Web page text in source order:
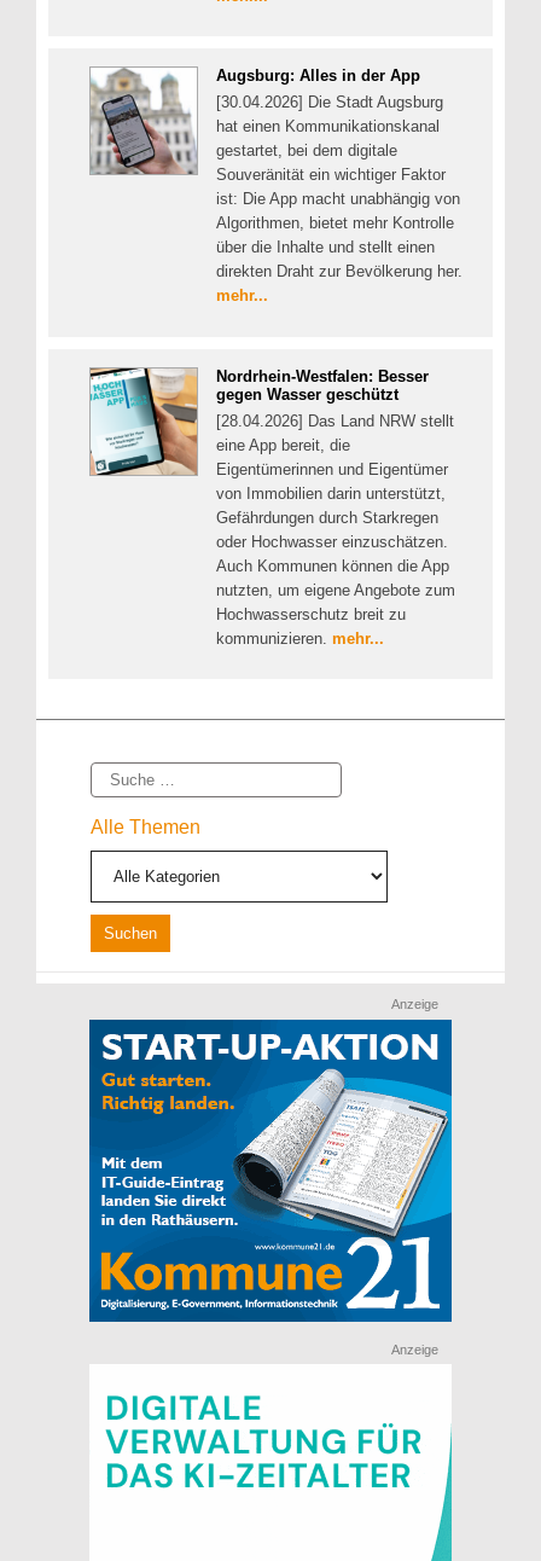
Augsburg: Alles in der App
[30.04.2026] Die Stadt Augsburg
hat einen Kommunikationskanal
gestartet, bei dem digitale
Souveränität ein wichtiger Faktor
ist: Die App macht unabhängig von
Algorithmen, bietet mehr Kontrolle
über die Inhalte und stellt einen
direkten Draht zur Bevölkerung her.
mehr...
Nordrhein-Westfalen: Besser
gegen Wasser geschützt
[28.04.2026] Das Land NRW stellt
eine App bereit, die
Eigentümerinnen und Eigentümer
von Immobilien darin unterstützt,
Gefährdungen durch Starkregen
oder Hochwasser einzuschätzen.
Auch Kommunen können die App
nutzten, um eigene Angebote zum
Hochwasserschutz breit zu
kommunizieren. mehr...
Suche
Alle Themen
Anzeige
Anzeige